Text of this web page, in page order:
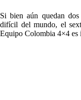
Si bien aún quedan
difícil del mundo, el
Equipo Colombia 4×4 es